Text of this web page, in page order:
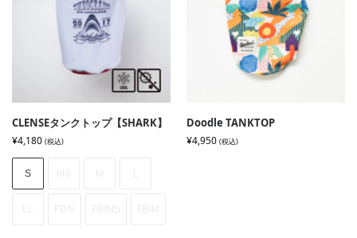
CLENSEタンクトップ【SHARK】
¥4,180 (税込)
S
Doodle TANKTOP
¥4,950 (税込)